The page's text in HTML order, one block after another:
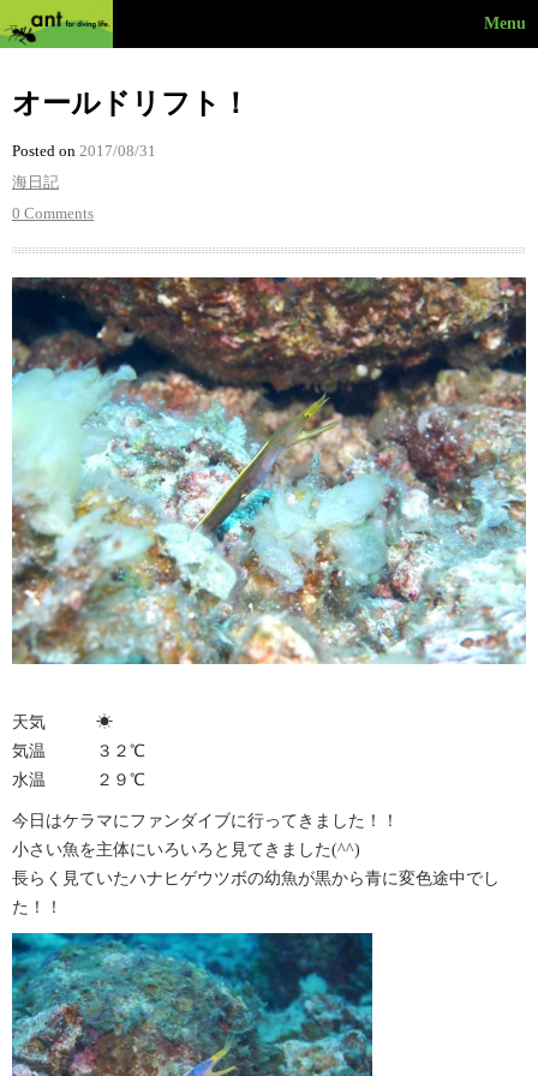
Menu
オールドリフト！
Posted on 2017/08/31
海日記
0 Comments
天気 ☀︎
気温 ３２℃
水温 ２９℃
今日はケラマにファンダイブに行ってきました！！
小さい魚を主体にいろいろと見てきました(^^)
長らく見ていたハナヒゲウツボの幼魚が黒から青に変色途中でし
た！！